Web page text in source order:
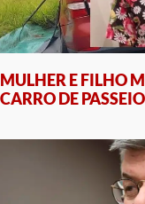
MULHER E FILHO
CARRO DE